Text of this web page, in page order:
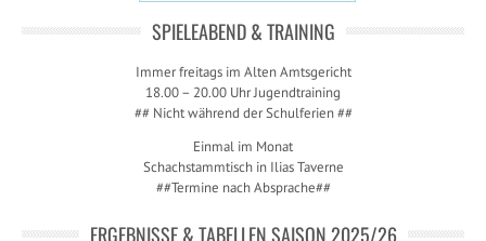
SPIELEABEND & TRAINING
Immer freitags im Alten Amtsgericht
18.00 – 20.00 Uhr Jugendtraining
## Nicht während der Schulferien ##
Einmal im Monat
Schachstammtisch in Ilias Taverne
##Termine nach Absprache##
ERGEBNISSE & TABELLEN SAISON 2025/26